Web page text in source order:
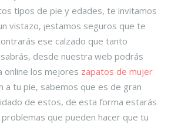
tipos de pie y edades, te invitamos
vistazo, ¡estamos seguros que te
ese calzado que tanto
desde nuestra web podrás
online los mejores zapatos de mujer
a tu pie, sabemos que es de gran
de estos, de esta forma estarás
que pueden hacer que tu